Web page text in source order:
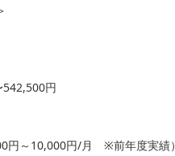
円
円～10,000円/月 ※前年度実績）